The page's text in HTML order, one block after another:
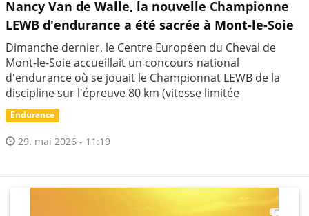
Nancy Van de Walle, la nouvelle Championne
LEWB d'endurance a été sacrée à Mont-le-Soie
Dimanche dernier, le Centre Européen du Cheval de
Mont-le-Soie accueillait un concours national
d'endurance où se jouait le Championnat LEWB de la
discipline sur l'épreuve 80 km (vitesse limitée
Endurance
29. mai 2026 - 11:19